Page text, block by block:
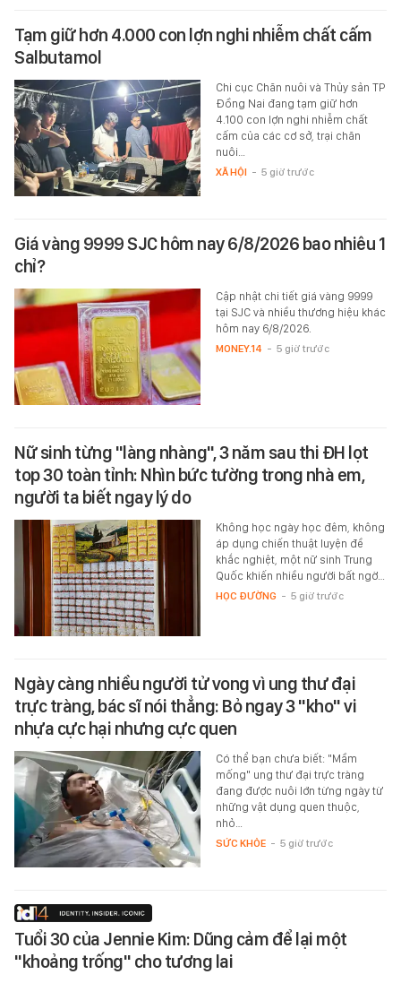
Tạm giữ hơn 4.000 con lợn nghi nhiễm chất cấm
Salbutamol
Chi cục Chăn nuôi và Thủy sản TP
Đồng Nai đang tạm giữ hơn
4.100 con lợn nghi nhiễm chất
cấm của các cơ sở, trại chăn
nuôi…
XÃ HỘI - 5 giờ trước
Giá vàng 9999 SJC hôm nay 6/8/2026 bao nhiêu 1
chỉ?
Cập nhật chi tiết giá vàng 9999
tại SJC và nhiều thương hiệu khác
hôm nay 6/8/2026.
MONEY.14 - 5 giờ trước
Nữ sinh từng "làng nhàng", 3 năm sau thi ĐH lọt
top 30 toàn tỉnh: Nhìn bức tường trong nhà em,
người ta biết ngay lý do
Không học ngày học đêm, không
áp dụng chiến thuật luyện đề
khắc nghiệt, một nữ sinh Trung
Quốc khiến nhiều người bất ngờ…
HỌC ĐƯỜNG - 5 giờ trước
Ngày càng nhiều người tử vong vì ung thư đại
trực tràng, bác sĩ nói thẳng: Bỏ ngay 3 "kho" vi
nhựa cực hại nhưng cực quen
Có thể bạn chưa biết: "Mầm
mống" ung thư đại trực tràng
đang được nuôi lớn từng ngày từ
những vật dụng quen thuộc,
nhỏ…
SỨC KHỎE - 5 giờ trước
Tuổi 30 của Jennie Kim: Dũng cảm để lại một
"khoảng trống" cho tương lai